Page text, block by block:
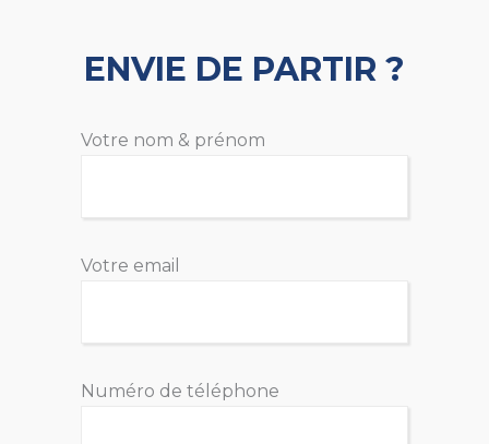
ENVIE DE PARTIR ?
Votre nom & prénom
Votre email
Numéro de téléphone